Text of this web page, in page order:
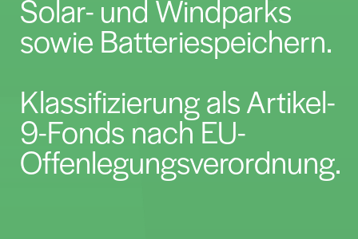
Unternehmensstrategie 2028, und wir sind
stolz, dass wir mit Projekten wie diesem
zum Gelingen der Energiewende in der
Region und auch darüber hinaus beitragen
können”, sagt Dr. Lars Witteck,
Vorstandssprecher der Volksbank
Mittelhessen.